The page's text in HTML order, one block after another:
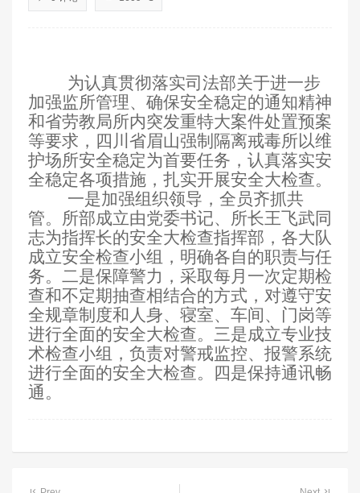
为认真贯彻落实司法部关于进一步
加强监所管理、确保安全稳定的通知精神
和省劳教局所内突发重特大案件处置预案
等要求，四川省眉山强制隔离戒毒所以维
护场所安全稳定为首要任务，认真落实安
全稳定各项措施，扎实开展安全大检查。
一是加强组织领导，全员齐抓共
管。所部成立由党委书记、所长王飞武同
志为指挥长的安全大检查指挥部，各大队
成立安全检查小组，明确各自的职责与任
务。二是保障警力，采取每月一次定期检
查和不定期抽查相结合的方式，对遵守安
全规章制度和人身、寝室、车间、门岗等
进行全面的安全大检查。三是成立专业技
术检查小组，负责对警戒监控、报警系统
进行全面的安全大检查。四是保持通讯畅
通。